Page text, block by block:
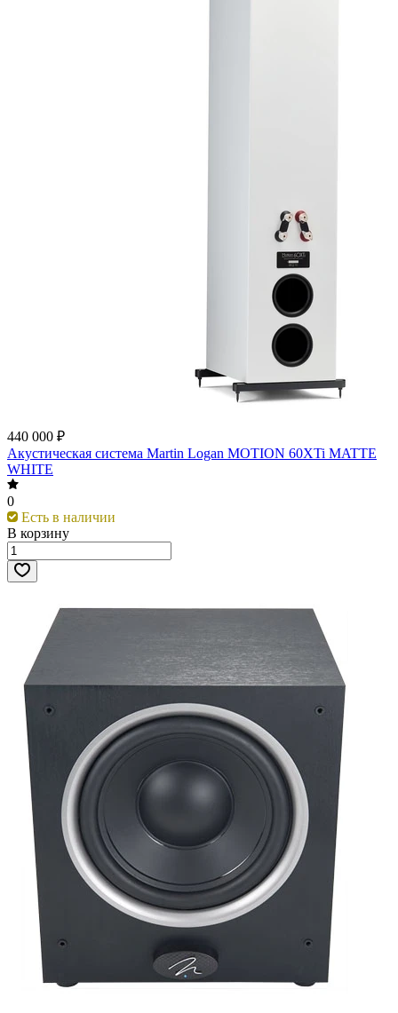
440 000 ₽
Акустическая система Martin Logan MOTION 60XTi MATTE
WHITE
0
Есть в наличии
В корзину